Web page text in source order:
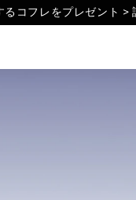
コフレをプレゼント >
ン > 詳しくはこちら​
ズセット > 詳しくはこ